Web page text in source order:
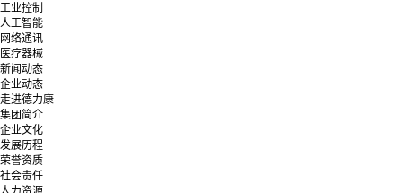
工业控制
人工智能
网络通讯
医疗器械
新闻动态
企业动态
走进德力康
集团简介
企业文化
发展历程
荣誉资质
社会责任